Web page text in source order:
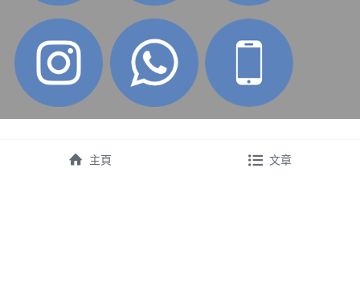
主頁 文章